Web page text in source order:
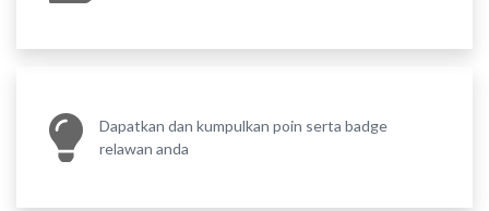
Dapatkan dan kumpulkan poin serta badge
relawan anda